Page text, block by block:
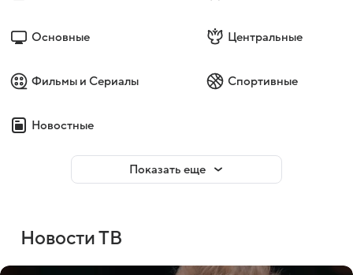
Основные Центральные
Фильмы и Сериалы Спортивные
Новостные
Показать еще
Новости ТВ